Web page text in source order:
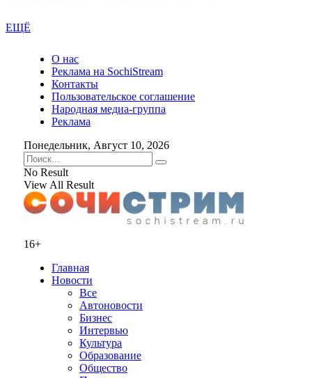
ЕЩЁ
О нас
Реклама на SochiStream
Контакты
Пользовательское соглашение
Народная медиа-группа
Реклама
Понедельник, Август 10, 2026
No Result
View All Result
16+
Главная
Новости
Все
Автоновости
Бизнес
Интервью
Культура
Образование
Общество